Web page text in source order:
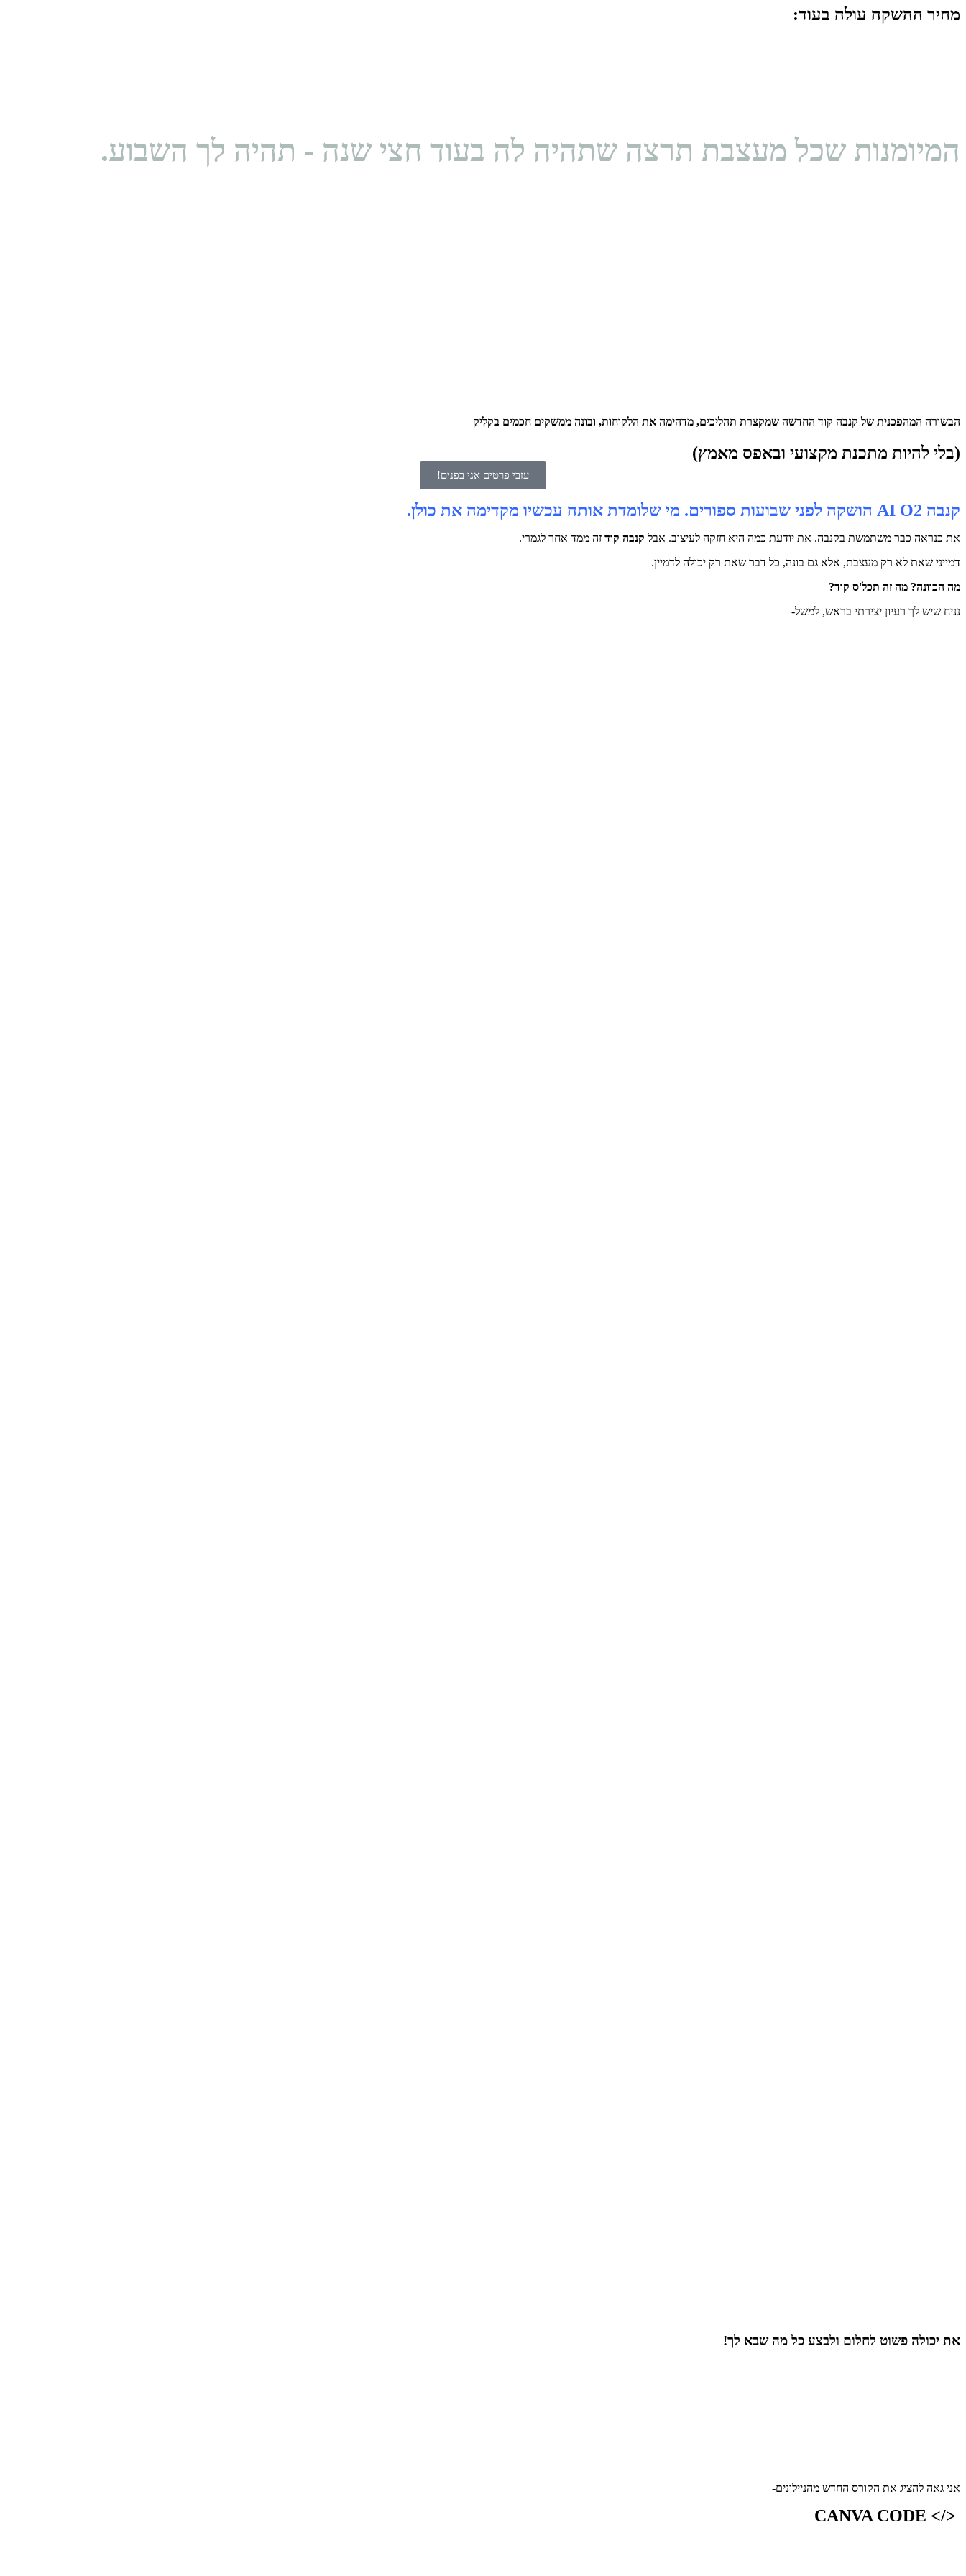
מחיר ההשקה עולה בעוד:
המיומנות שכל מעצבת תרצה שתהיה לה בעוד חצי שנה - תהיה לך השבוע.
הבשורה המהפכנית של קנבה קוד החדשה שמקצרת תהליכים, מדהימה את הלקוחות, ובונה ממשקים חכמים בקליק
(בלי להיות מתכנת מקצועי ובאפס מאמץ)
עזבי פרטים אני בפנים!
קנבה AI O2 הושקה לפני שבועות ספורים. מי שלומדת אותה עכשיו מקדימה את כולן.
את כנראה כבר משתמשת בקנבה. את יודעת כמה היא חזקה לעיצוב. אבל קנבה קוד זה ממד אחר לגמרי.
דמייני שאת לא רק מעצבת, אלא גם בונה, כל דבר שאת רק יכולה לדמיין.
מה הכוונה? מה זה תכל'ס קוד?
נניח שיש לך רעיון יצירתי בראש, למשל-
את יכולה פשוט לחלום ולבצע כל מה שבא לך!
אני גאה להציג את הקורס החדש מהניילונים-
</> CANVA CODE